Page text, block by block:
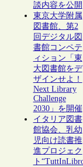
談内容を公開
東京大学附属
図書館、第2
回デジタル図
書館コンペテ
ィション「東
大図書館をデ
ザインせよ！
Next Library
Challenge
2030」を開催
イタリア図書
館協会、乳幼
児向け読書推
進プロジェク
ト